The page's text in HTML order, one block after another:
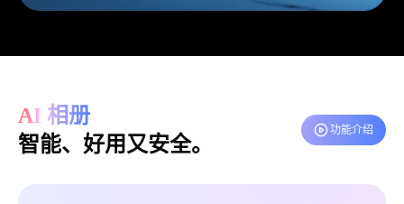
AI 相册
智能、好用又安全。
功能介绍